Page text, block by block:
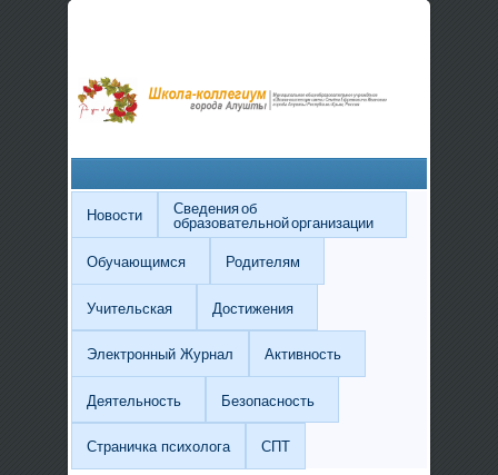
Новости Сведения об
образовательной организации
Обучающимся
Родителям
Учительская Достижения
Электронный Журнал Активность
Деятельность Безопасность
Страничка психолога СПТ